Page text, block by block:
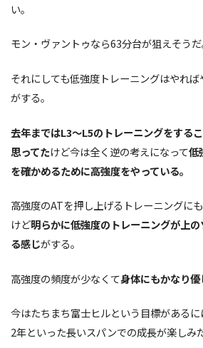
い。
モン・ヴァントゥなら63分台が狙えそうだ
それにしても低強度トレーニングはやれ
がする。
去年まではL3〜L5のトレーニングをする
思ってたけど今は全く逆の考えになって低
を確かめるために高強度をやっている。
高強度のATを押し上げるトレーニングに
けど明らかに低強度のトレーニングが上
る感じがする。
高強度の頻度が少なくて身体にもかなり優
今はたちまち富士ヒルという目標がある
2年といった長いスパンでの成長が楽しみ